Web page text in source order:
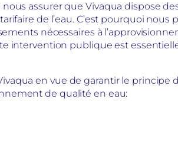
assurer que Vivaqua dispose
de l’eau. C’est pourquoi nous
nécessaires à
intervention publique est
en vue de garantir le principe
de qualité en eau: